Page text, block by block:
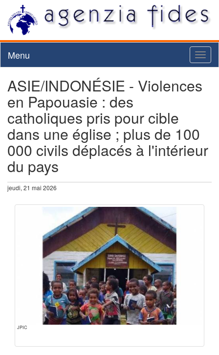
Menu
ASIE/INDONÉSIE - Violences
en Papouasie : des
catholiques pris pour cible
dans une église ; plus de 100
000 civils déplacés à l'intérieur
du pays
jeudi, 21 mai 2026
JPIC